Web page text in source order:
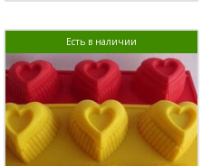
Есть в наличии